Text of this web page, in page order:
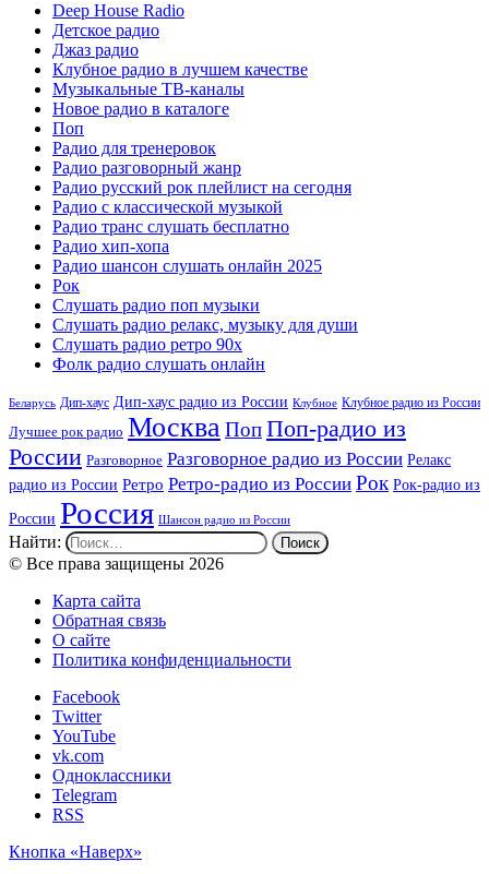
Deep House Radio
Детское радио
Джаз радио
Клубное радио в лучшем качестве
Музыкальные ТВ-каналы
Новое радио в каталоге
Поп
Радио для тренеровок
Радио разговорный жанр
Радио русский рок плейлист на сегодня
Радио с классической музыкой
Радио транс слушать бесплатно
Радио хип-хопа
Радио шансон слушать онлайн 2025
Рок
Слушать радио поп музыки
Слушать радио релакс, музыку для души
Слушать радио ретро 90х
Фолк радио слушать онлайн
Беларусь Дип-хаус Дип-хаус радио из России Клубное Клубное радио из России
Лучшее рок радио МоскваПопПоп-радио из
России Разговорное Разговорное радио из России Релакс
радио из России Ретро Ретро-радио из России Рок Рок-радио из
России Россия Шансон радио из России
Найти:
© Все права защищены 2026
Карта сайта
Обратная связь
О сайте
Политика конфиденциальности
Facebook
Twitter
YouTube
vk.com
Одноклассники
Telegram
RSS
Кнопка «Наверх»